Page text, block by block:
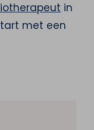
in
met een